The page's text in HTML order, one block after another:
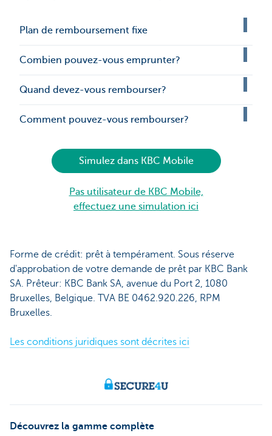
Plan de remboursement fixe
Combien pouvez-vous emprunter?
Quand devez-vous rembourser?
Comment pouvez-vous rembourser?
Simulez dans KBC Mobile
Pas utilisateur de KBC Mobile,
effectuez une simulation ici
Forme de crédit: prêt à tempérament. Sous réserve
d'approbation de votre demande de prêt par KBC Bank
SA. Prêteur: KBC Bank SA, avenue du Port 2, 1080
Bruxelles, Belgique. TVA BE 0462.920.226, RPM
Bruxelles.
Les conditions juridiques sont décrites ici
Découvrez la gamme complète